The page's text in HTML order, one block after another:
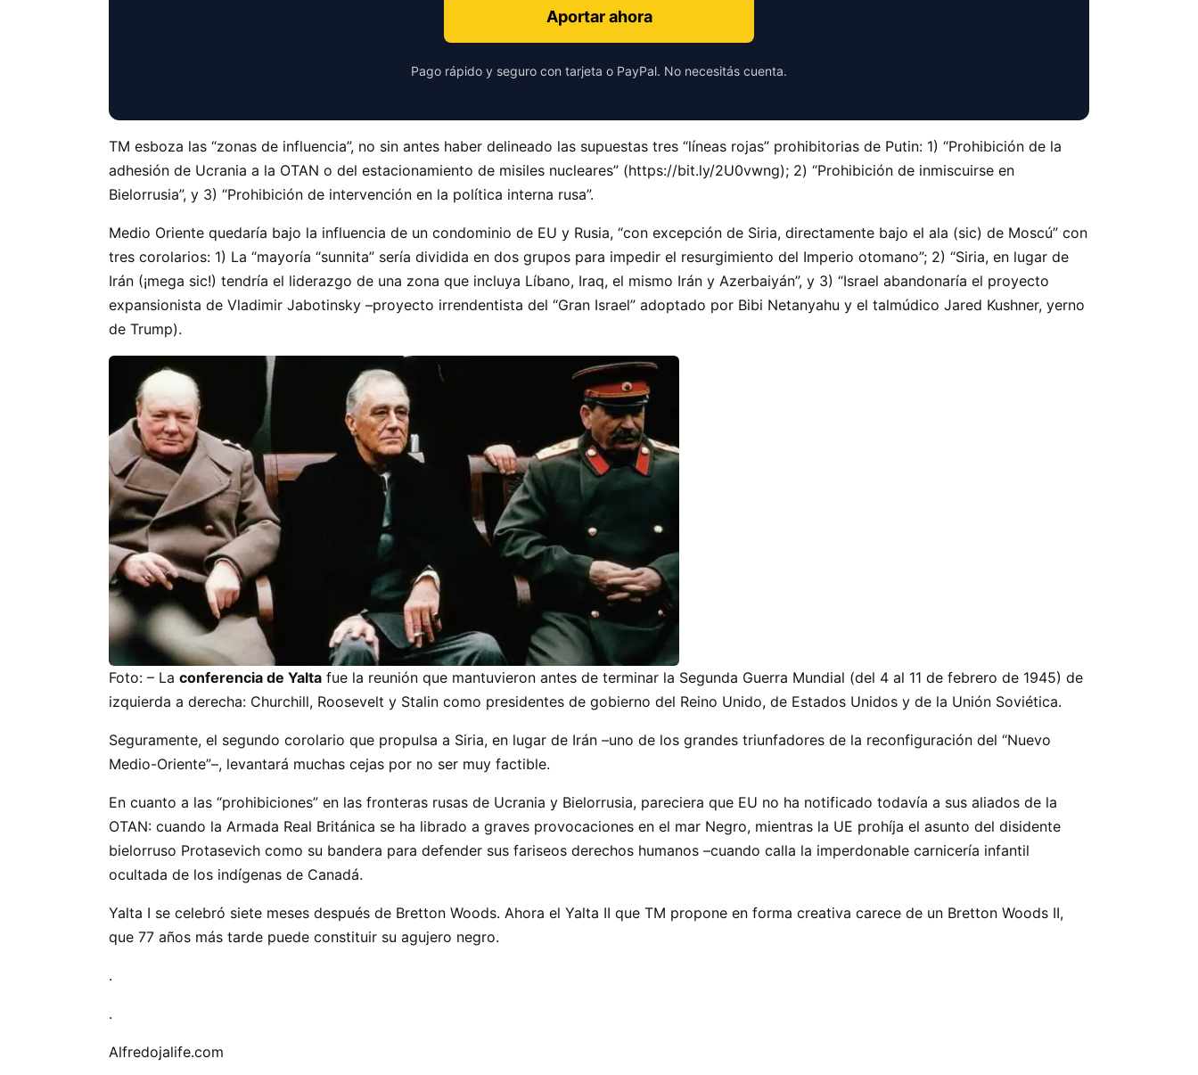
Aportar ahora
Pago rápido y seguro con tarjeta o PayPal. No necesitás cuenta.
TM esboza las “zonas de influencia”, no sin antes haber delineado las supuestas tres “líneas rojas” prohibitorias de Putin: 1) “Prohibición de la
adhesión de Ucrania a la OTAN o del estacionamiento de misiles nucleares” (https://bit.ly/2U0vwng); 2) “Prohibición de inmiscuirse en
Bielorrusia”, y 3) “Prohibición de intervención en la política interna rusa”.
Medio Oriente quedaría bajo la influencia de un condominio de EU y Rusia, “con excepción de Siria, directamente bajo el ala (sic) de Moscú” con
tres corolarios: 1) La “mayoría “sunnita” sería dividida en dos grupos para impedir el resurgimiento del Imperio otomano”; 2) “Siria, en lugar de
Irán (¡mega sic!) tendría el liderazgo de una zona que incluya Líbano, Iraq, el mismo Irán y Azerbaiyán”, y 3) “Israel abandonaría el proyecto
expansionista de Vladimir Jabotinsky –proyecto irrendentista del “Gran Israel” adoptado por Bibi Netanyahu y el talmúdico Jared Kushner, yerno
de Trump).
Foto: – La conferencia de Yalta fue la reunión que mantuvieron antes de terminar la Segunda Guerra Mundial (del 4 al 11 de febrero de 1945) de
izquierda a derecha: Churchill, Roosevelt y Stalin como presidentes de gobierno del Reino Unido, de Estados Unidos y de la Unión Soviética.
Seguramente, el segundo corolario que propulsa a Siria, en lugar de Irán –uno de los grandes triunfadores de la reconfiguración del “Nuevo
Medio-Oriente”–, levantará muchas cejas por no ser muy factible.
En cuanto a las “prohibiciones” en las fronteras rusas de Ucrania y Bielorrusia, pareciera que EU no ha notificado todavía a sus aliados de la
OTAN: cuando la Armada Real Británica se ha librado a graves provocaciones en el mar Negro, mientras la UE prohíja el asunto del disidente
bielorruso Protasevich como su bandera para defender sus fariseos derechos humanos –cuando calla la imperdonable carnicería infantil
ocultada de los indígenas de Canadá.
Yalta I se celebró siete meses después de Bretton Woods. Ahora el Yalta II que TM propone en forma creativa carece de un Bretton Woods II,
que 77 años más tarde puede constituir su agujero negro.
.
.
Alfredojalife.com